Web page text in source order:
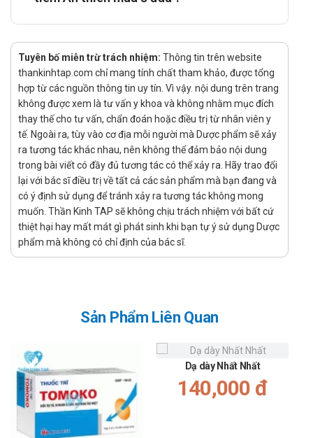
tăng nồng độ của các thuốc này trong huyết tương, dẫn
đến nguy cơ tăng tác dụng và tác dụng phụ.
Rifampin và cỏ St John's wort: Các chất này có thể làm
giảm nồng độ omeprazol trong huyết tương, ảnh hưởng
đến hiệu quả điều trị.
Clopidogrel: Sử dụng đồng thời với omeprazol có thể làm
giảm tác dụng chống kết tập tiểu cầu của clopidogrel, tăng
nguy cơ biến cố tim mạch.
Ketoconazol, erlotinib và ampicillin: Omeprazol có thể làm
giảm hấp thu của các thuốc này do thay đổi độ pH dạ dày.
Methotrexat: Dùng cùng omeprazol có thể tăng nồng độ
và độc tính của methotrexat.
Clarithromycin: Sử dụng đồng thời có thể làm giảm tác
Các lựa chọn thay thế Atimezon Inj
40mg
Atimezon Inj 40mg (omeprazol) có thể được thay thế
bằng các thuốc nhưDeneoflos
, tùy thuộc vào tình trạng cụ thể của bệnh
Tuyên bố miễn trừ trách nhiệm: Thông tin trên website
thankinhtap.com chỉ mang tính chất tham khảo, được tổng
hợp từ các nguồn thông tin uy tín. Vì vậy. nội dung trên trang
không được xem là tư vấn y khoa và không nhằm mục đích
thay thế cho tư vấn, chẩn đoán hoặc điều trị từ nhân viên y
tế. Ngoài ra, tùy vào cơ địa mỗi người mà Dược phẩm sẽ xảy
ra tương tác khác nhau, nên không thể đảm bảo nội dung
trong bài viết có đầy đủ tương tác có thể xảy ra. Hãy trao đổi
lại với bác sĩ điều trị về tất cả các sản phẩm mà bạn đang và
có ý định sử dụng để tránh xảy ra tương tác không mong
muốn. Thần Kinh TAP sẽ không chịu trách nhiệm với bất cứ
thiệt hại hay mất mát gì phát sinh khi bạn tự ý sử dụng Dược
phẩm mà không có chỉ định của bác sĩ.
Sản Phẩm Liên Quan
Dạ dày Nhất Nhất
140,000 đ